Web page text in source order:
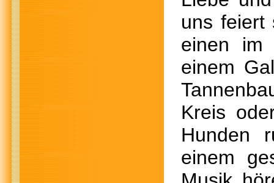
uns feiert
einen im
einem
Kreis
Hunden
einem